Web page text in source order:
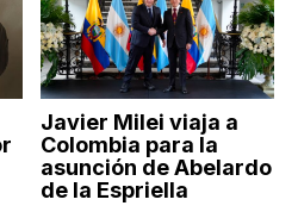
Javier Milei viaja a
Colombia para la
asunción de Abelardo
de la Espriella